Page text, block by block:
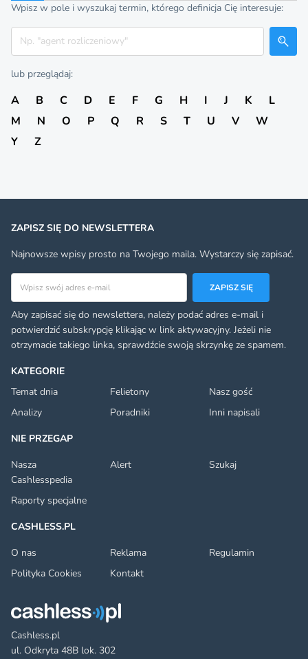
Wpisz w pole i wyszukaj termin, którego definicja Cię interesuje:
Szukaj
lub przeglądaj:
A B C D E F G H I J K
L
M
N O P Q R S T U V
W
Y
Z
Cashless.pl
ul. Odkryta 48B lok. 302
KATEGORIE
Temat dnia
Felietony
Nasz gość
Analizy
Poradniki
Inni napisali
NIE PRZEGAP
Nasza
Cashlesspedia
Alert Szukaj
Raporty specjalne
CASHLESS.PL
O nas
Reklama
Regulamin
Polityka Cookies
Kontakt
ZAPISZ SIĘ DO NEWSLETTERA
Najnowsze wpisy prosto na Twojego maila. Wystarczy się zapisać.
Adres email
ZAPISZ SIĘ
Aby zapisać się do newslettera, należy podać adres e-mail i
potwierdzić subskrypcję klikając w link aktywacyjny. Jeżeli nie
otrzymacie takiego linka, sprawdźcie swoją skrzynkę ze spamem.